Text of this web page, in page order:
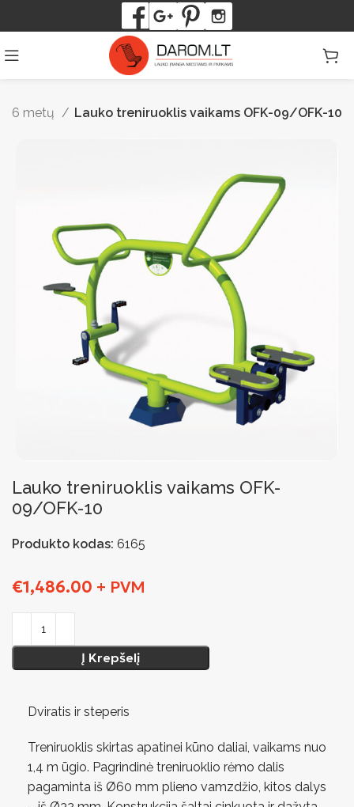
6 metų Lauko treniruoklis vaikams OFK-09/OFK-10
Lauko treniruoklis vaikams OFK-
09/OFK-10
Produkto kodas: 6165
€1,486.00 + PVM
Į Krepšelį
Dviratis ir steperis
Treniruoklis skirtas apatinei kūno daliai, vaikams nuo
1,4 m ūgio. Pagrindinė treniruoklio rėmo dalis
pagaminta iš Ø60 mm plieno vamzdžio, kitos dalys